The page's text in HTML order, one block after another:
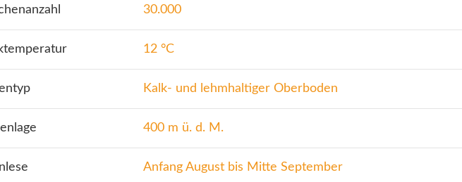
30.000
12 °C
Kalk- und lehmhaltiger Oberboden
400 m ü. d. M.
Anfang August bis Mitte September